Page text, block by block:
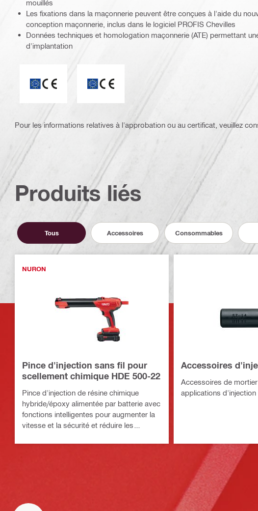
mouillés
Les fixations dans la maçonnerie peuvent être conçues à l'aide du
conception maçonnerie, inclus dans le logiciel PROFIS Chevilles
Données techniques et homologation maçonnerie (ATE) permettant
d'implantation
Pour les informations relatives à l'approbation ou au certificat, veuillez
Produits liés
Tous Accessoires Consommables
NURON
Pince d'injection sans fil pour
scellement chimique HDE 500-22
Pince d'injection de résine chimique
hybride/époxy alimentée par batterie avec
fonctions intelligentes pour augmenter la
vitesse et la sécurité et réduire les
Accessoires
Accessoires de
applications d'injection